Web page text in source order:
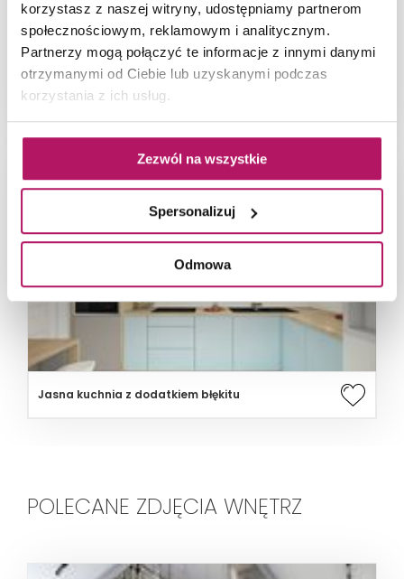
korzystasz z naszej witryny, udostępniamy partnerom
społecznościowym, reklamowym i analitycznym.
Partnerzy mogą połączyć te informacje z innymi danymi
otrzymanymi od Ciebie lub uzyskanymi podczas
korzystania z ich usług.
Zezwól na wszystkie
Spersonalizuj
Odmowa
Strefa jadalniana w kuchni
Jasna kuchnia z dodatkiem błękitu
POLECANE ZDJĘCIA WNĘTRZ